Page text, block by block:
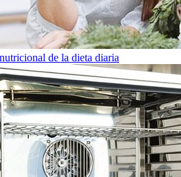
de la dieta diaria